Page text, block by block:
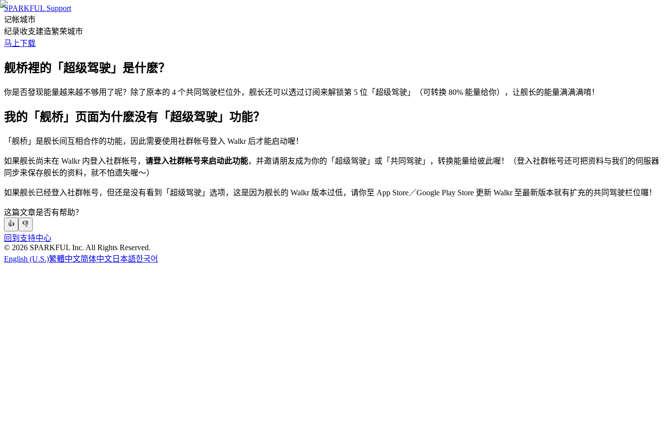
SPARKFUL Support
记帐城市
纪录收支建造繁荣城市
马上下载
舰桥裡的「超级驾驶」是什麽？
你是否發现能量越来越不够用了呢？除了原本的 4 个共同驾驶栏位外，舰长还可以透过订阅来解锁第 5 位「超级驾驶」（可转换 80% 能量给你），让舰长的能量满满满唷！
我的「舰桥」页面为什麽没有「超级驾驶」功能？
「舰桥」是舰长间互相合作的功能，因此需要使用社群帐号登入 Walkr 后才能启动喔！
如果舰长尚未在 Walkr 内登入社群帐号， 请登入社群帐号来启动此功能，并邀请朋友成为你的「超级驾驶」或「共同驾驶」，转换能量给彼此喔！（登入社群帐号还可把资料与我们的伺服器
同步来保存舰长的资料，就不怕遗失喔～）
如果舰长已经登入社群帐号，但还是没有看到「超级驾驶」选项，这是因为舰长的 Walkr 版本过低，请你至 App Store／Google Play Store 更新 Walkr 至最新版本就有扩充的共同驾驶栏位囉！
这篇文章是否有帮助？
👍 👎
回到支持中心
© 2026 SPARKFUL Inc. All Rights Reserved.
English (U.S.)繁體中文简体中文 日本語한국어